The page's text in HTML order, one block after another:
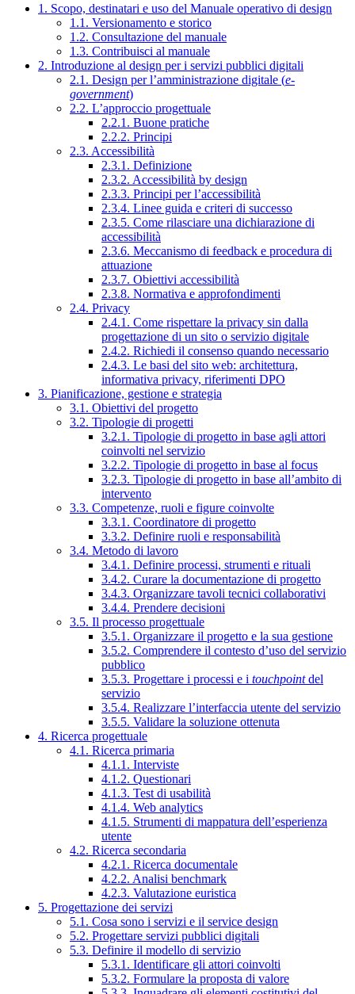
1. Scopo, destinatari e uso del Manuale operativo di design
1.1. Versionamento e storico
1.2. Consultazione del manuale
1.3. Contribuisci al manuale
2. Introduzione al design per i servizi pubblici digitali
2.1. Design per l’amministrazione digitale (e-
government)
2.2. L’approccio progettuale
2.2.1. Buone pratiche
2.2.2. Principi
2.3. Accessibilità
2.3.1. Definizione
2.3.2. Accessibilità by design
2.3.3. Principi per l’accessibilità
2.3.4. Linee guida e criteri di successo
2.3.5. Come rilasciare una dichiarazione di
accessibilità
2.3.6. Meccanismo di feedback e procedura di
attuazione
2.3.7. Obiettivi accessibilità
2.3.8. Normativa e approfondimenti
2.4. Privacy
2.4.1. Come rispettare la privacy sin dalla
progettazione di un sito o servizio digitale
2.4.2. Richiedi il consenso quando necessario
2.4.3. Le basi del sito web: architettura,
informativa privacy, riferimenti DPO
3. Pianificazione, gestione e strategia
3.1. Obiettivi del progetto
3.2. Tipologie di progetti
3.2.1. Tipologie di progetto in base agli attori
coinvolti nel servizio
3.2.2. Tipologie di progetto in base al focus
3.2.3. Tipologie di progetto in base all’ambito di
intervento
3.3. Competenze, ruoli e figure coinvolte
3.3.1. Coordinatore di progetto
3.3.2. Definire ruoli e responsabilità
3.4. Metodo di lavoro
3.4.1. Definire processi, strumenti e rituali
3.4.2. Curare la documentazione di progetto
3.4.3. Organizzare tavoli tecnici collaborativi
3.4.4. Prendere decisioni
3.5. Il processo progettuale
3.5.1. Organizzare il progetto e la sua gestione
3.5.2. Comprendere il contesto d’uso del servizio
pubblico
3.5.3. Progettare i processi e i touchpointdel
servizio
3.5.4. Realizzare l’interfaccia utente del servizio
3.5.5. Validare la soluzione ottenuta
4. Ricerca progettuale
4.1. Ricerca primaria
4.1.1. Interviste
4.1.2. Questionari
4.1.3. Test di usabilità
4.1.4. Web analytics
4.1.5. Strumenti di mappatura dell’esperienza
utente
4.2. Ricerca secondaria
4.2.1. Ricerca documentale
4.2.2. Analisi benchmark
4.2.3. Valutazione euristica
5. Progettazione dei servizi
5.1. Cosa sono i servizi e il service design
5.2. Progettare servizi pubblici digitali
5.3. Definire il modello di servizio
5.3.1. Identificare gli attori coinvolti
5.3.2. Formulare la proposta di valore